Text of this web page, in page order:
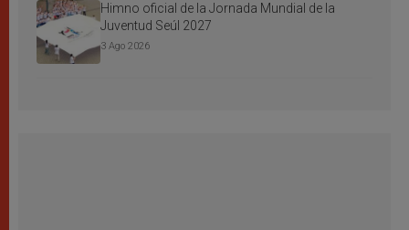
Himno oficial de la Jornada Mundial de la
Juventud Seúl 2027
3 Ago 2026